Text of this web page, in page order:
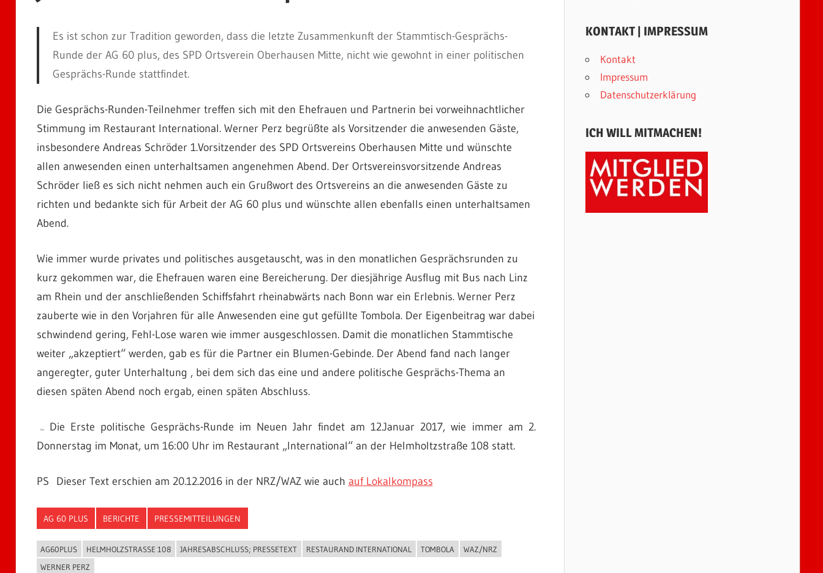
Es ist schon zur Tradition geworden, dass die letzte Zusammenkunft der Stammtisch-Gesprächs-
Runde der AG 60 plus, des SPD Ortsverein Oberhausen Mitte, nicht wie gewohnt in einer politischen
Gesprächs-Runde stattfindet.
Die Gesprächs-Runden-Teilnehmer treffen sich mit den Ehefrauen und Partnerin bei vorweihnachtlicher
Stimmung im Restaurant International. Werner Perz begrüßte als Vorsitzender die anwesenden Gäste,
insbesondere Andreas Schröder 1.Vorsitzender des SPD Ortsvereins Oberhausen Mitte und wünschte
allen anwesenden einen unterhaltsamen angenehmen Abend. Der Ortsvereinsvorsitzende Andreas
Schröder ließ es sich nicht nehmen auch ein Grußwort des Ortsvereins an die anwesenden Gäste zu
richten und bedankte sich für Arbeit der AG 60 plus und wünschte allen ebenfalls einen unterhaltsamen
Abend.
Wie immer wurde privates und politisches ausgetauscht, was in den monatlichen Gesprächsrunden zu
kurz gekommen war, die Ehefrauen waren eine Bereicherung. Der diesjährige Ausflug mit Bus nach Linz
am Rhein und der anschließenden Schiffsfahrt rheinabwärts nach Bonn war ein Erlebnis. Werner Perz
zauberte wie in den Vorjahren für alle Anwesenden eine gut gefüllte Tombola. Der Eigenbeitrag war dabei
schwindend gering, Fehl-Lose waren wie immer ausgeschlossen. Damit die monatlichen Stammtische
weiter „akzeptiert“ werden, gab es für die Partner ein Blumen-Gebinde. Der Abend fand nach langer
angeregter, guter Unterhaltung , bei dem sich das eine und andere politische Gesprächs-Thema an
diesen späten Abend noch ergab, einen späten Abschluss.
DieDie Erste politische Gesprächs-Runde im Neuen Jahr findet am 12.Januar 2017, wie immer am 2.
Donnerstag im Monat, um 16:00 Uhr im Restaurant „International“ an der Helmholtzstraße 108 statt.
PS Dieser Text erschien am 20.12.2016 in der NRZ/WAZ wie auch auf Lokalkompass
AG 60 PLUS BERICHTE PRESSEMITTEILUNGEN
AG60PLUS HELMHOLZSTRASSE 108 JAHRESABSCHLUSS; PRESSETEXT RESTAURAND INTERNATIONAL TOMBOLA
WAZ/NRZ
WERNER PERZ
KONTAKT | IMPRESSUM
Kontakt
Impressum
Datenschutzerklärung
ICH WILL MITMACHEN!